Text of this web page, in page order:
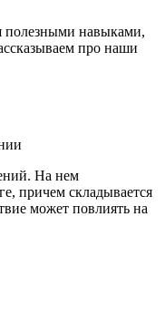
полезными навыками,
про наши
На нем
причем складывается
может повлиять на